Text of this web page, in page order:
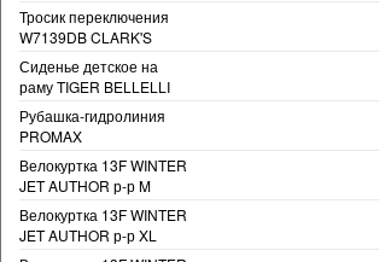
Тросик переключения
W7139DB CLARK'S
Сиденье детское на
раму TIGER BELLELLI
Рубашка-гидролиния
PROMAX
Велокуртка 13F WINTER
JET AUTHOR р-р M
Велокуртка 13F WINTER
JET AUTHOR р-р XL